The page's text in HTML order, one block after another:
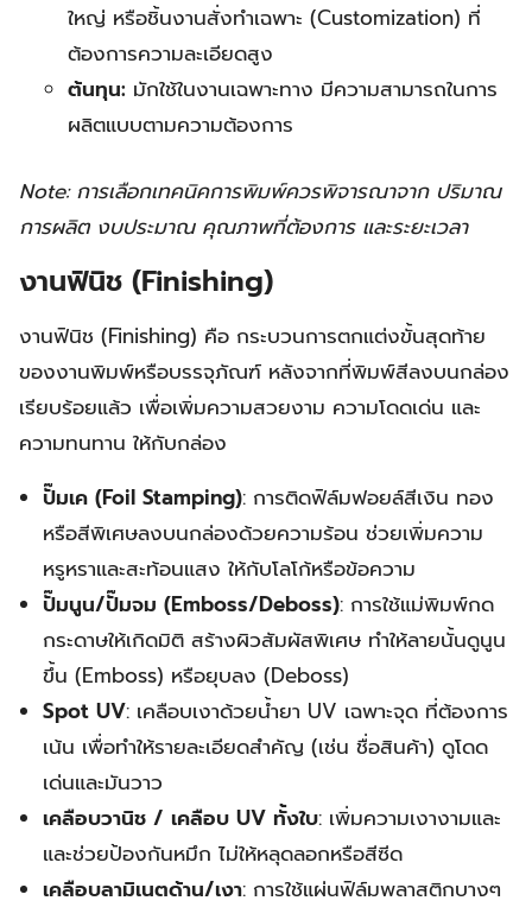
ใหญ่ หรือชิ้นงานสั่งทำเฉพาะ (Customization) ที่
ต้องการความละเอียดสูง
ต้นทุน: มักใช้ในงานเฉพาะทาง มีความสามารถในการ
ผลิตแบบตามความต้องการ
Note: การเลือกเทคนิคการพิมพ์ควรพิจารณาจาก ปริมาณ
การผลิต งบประมาณ คุณภาพที่ต้องการ และระยะเวลา
งานฟินิช (Finishing)
งานฟินิช (Finishing) คือ กระบวนการตกแต่งขั้นสุดท้าย
ของงานพิมพ์หรือบรรจุภัณฑ์ หลังจากที่พิมพ์สีลงบนกล่อง
เรียบร้อยแล้ว เพื่อเพิ่มความสวยงาม ความโดดเด่น และ
ความทนทาน ให้กับกล่อง
ปั๊มเค (Foil Stamping): การติดฟิล์มฟอยล์สีเงิน ทอง
หรือสีพิเศษลงบนกล่องด้วยความร้อน ช่วยเพิ่มความ
หรูหราและสะท้อนแสง ให้กับโลโก้หรือข้อความ
ปั๊มนูน/ปั๊มจม (Emboss/Deboss): การใช้แม่พิมพ์กด
กระดาษให้เกิดมิติ สร้างผิวสัมผัสพิเศษ ทำให้ลายนั้นดูนูน
ขึ้น (Emboss) หรือยุบลง (Deboss)
Spot UV: เคลือบเงาด้วยน้ำยา UV เฉพาะจุด ที่ต้องการ
เน้น เพื่อทำให้รายละเอียดสำคัญ (เช่น ชื่อสินค้า) ดูโดด
เด่นและมันวาว
เคลือบวานิช / เคลือบ UV ทั้งใบ: เพิ่มความเงางามและ
และช่วยป้องกันหมึก ไม่ให้หลุดลอกหรือสีซีด
เคลือบลามิเนตด้าน/เงา: การใช้แผ่นฟิล์มพลาสติกบางๆ